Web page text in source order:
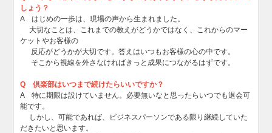
しょう？
A はじめの一歩は、現場の声から生まれました。
大切なことは、これまでの教えがどうかではなく、これからのマー
ケットやお客様の
反応がどうかが大切です。答えはいつもお客様の心の中です。
そこから視線を外さなければきっと成果につながるはずです。
Q 倶楽部はいつまで続けたらいいですか？
A 特に期限は設けていません。必要無いなと思ったらいつでも退会可
能です。
しかし、可能であれば、ビジネスパーソンである限り継続していた
だきたいと思います。